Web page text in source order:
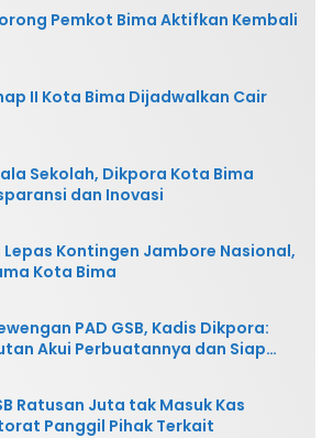
Pemkot Bima Aktifkan Kembali
II Kota Bima Dijadwalkan Cair
Sekolah, Dikpora Kota Bima
dan Inovasi
Kontingen Jambore Nasional,
Kota Bima
PAD GSB, Kadis Dikpora:
Akui Perbuatannya dan Siap
Ratusan Juta tak Masuk Kas
Panggil Pihak Terkait